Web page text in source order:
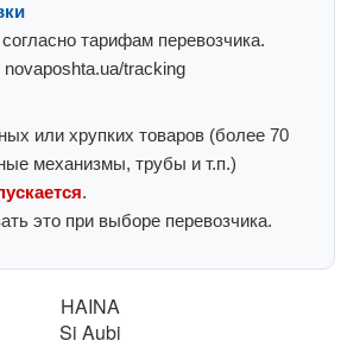
тарифам перевозчика.
tracking
или хрупких товаров (более 70
механизмы, трубы и т.п.)
.
это при выборе перевозчика.